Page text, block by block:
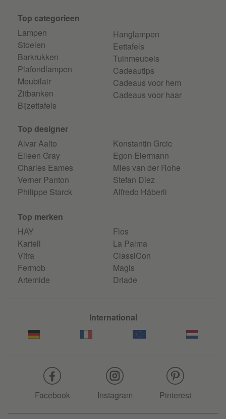
Top categorieen
Lampen
Stoelen
Barkrukken
Plafondlampen
Meubilair
Zitbanken
Bijzettafels
Hanglampen
Eettafels
Tuinmeubels
Cadeautips
Cadeaus voor hem
Cadeaus voor haar
Top designer
Alvar Aalto
Eileen Gray
Charles Eames
Verner Panton
Philippe Starck
Konstantin Grcic
Egon Eiermann
Mies van der Rohe
Stefan Diez
Alfredo Häberli
Top merken
HAY
Kartell
Vitra
Fermob
Artemide
Flos
La Palma
ClassiCon
Magis
Driade
International
Facebook Instagram Pinterest